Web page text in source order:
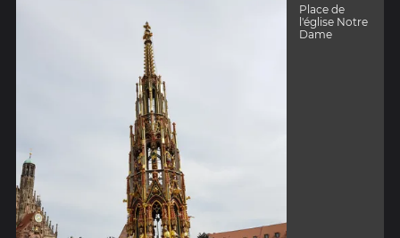
Place de
l'église Notre
Dame